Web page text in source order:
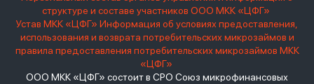
структуре и составе участников ООО МКК «ЦФГ»
Устав МКК «ЦФГ» Информация об условиях предоставления,
использования и возврата потребительских микрозаймов и
правила предоставления потребительских микрозаймов МКК
«ЦФГ»
ООО МКК «ЦФГ» состоит в СРО Союз микрофинансовых